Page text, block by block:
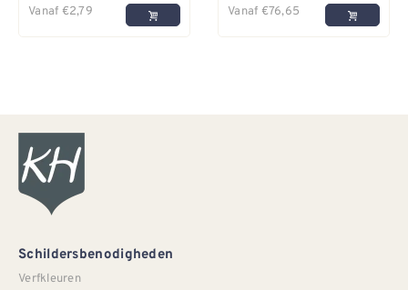
Vanaf €2,79 Vanaf €76,65
Schildersbenodigheden
Verfkleuren